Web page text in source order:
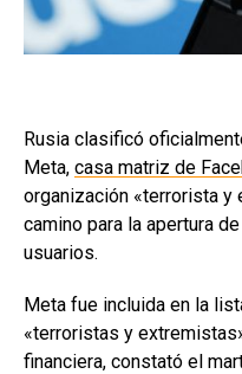
Rusia clasificó
Meta, casa matriz de
organización «terrorista y
camino para la apertura
usuarios.
Meta fue incluida en la
«terroristas y
financiera, constató el